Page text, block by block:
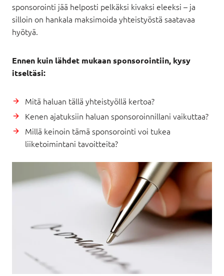
sponsorointi jää helposti pelkäksi kivaksi eleeksi – ja
silloin on hankala maksimoida yhteistyöstä saatavaa
hyötyä.
Ennen kuin lähdet mukaan sponsorointiin, kysy
itseltäsi:
Mitä haluan tällä yhteistyöllä kertoa?
Kenen ajatuksiin haluan sponsoroinnillani vaikuttaa?
Millä keinoin tämä sponsorointi voi tukea
liiketoimintani tavoitteita?